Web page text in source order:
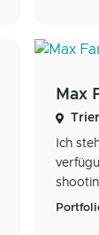
Max
Ich